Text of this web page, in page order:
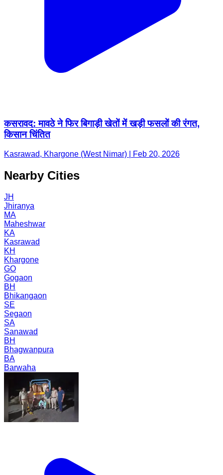
कसरावद: मावठे ने फिर बिगाड़ी खेतों में खड़ी फसलों की रंगत,
किसान चिंतित
Kasrawad, Khargone (West Nimar) | Feb 20, 2026
Nearby Cities
JH
Jhiranya
MA
Maheshwar
KA
Kasrawad
KH
Khargone
GO
Gogaon
BH
Bhikangaon
SE
Segaon
SA
Sanawad
BH
Bhagwanpura
BA
Barwaha